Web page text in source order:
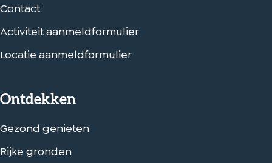
Contact
Activiteit aanmeldformulier
Locatie aanmeldformulier
Ontdekken
Gezond genieten
Rijke gronden